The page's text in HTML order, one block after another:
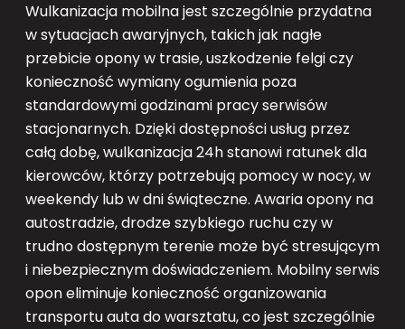
Wulkanizacja mobilna jest szczególnie przydatna
w sytuacjach awaryjnych, takich jak nagłe
przebicie opony w trasie, uszkodzenie felgi czy
konieczność wymiany ogumienia poza
standardowymi godzinami pracy serwisów
stacjonarnych. Dzięki dostępności usług przez
całą dobę, wulkanizacja 24h stanowi ratunek dla
kierowców, którzy potrzebują pomocy w nocy, w
weekendy lub w dni świąteczne. Awaria opony na
autostradzie, drodze szybkiego ruchu czy w
trudno dostępnym terenie może być stresującym
i niebezpiecznym doświadczeniem. Mobilny serwis
opon eliminuje konieczność organizowania
transportu auta do warsztatu, co jest szczególnie